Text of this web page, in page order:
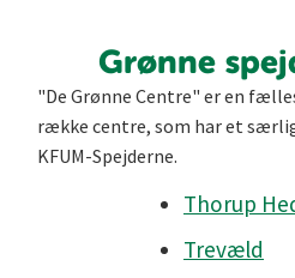
Grønne
"De Grønne Centre" er en
række centre, som har et
KFUM-Spejderne.
Thorup
Trevæld